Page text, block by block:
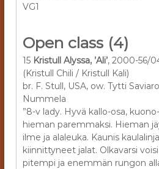
VG1
Open class (4)
15 Kristull Alyssa, ’Ali’, 2000-56/
(Kristull Chili / Kristull Kali)
br. F. Stull, USA, ow. Tytti
Nummela
”8-v lady. Hyvä kallo-osa,
hieman paremmaksi. Hieman
ilme ja alaleuka. Kaunis
kiinnittyneet jalat. Olkavarsi
pitempi ja enemmän rungon